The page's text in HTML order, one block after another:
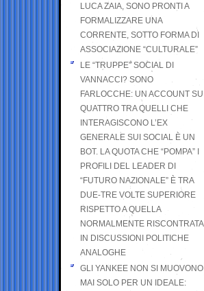
LUCA ZAIA, SONO PRONTI A
FORMALIZZARE UNA
CORRENTE, SOTTO FORMA DI
ASSOCIAZIONE “CULTURALE”
LE “TRUPPE” SOCIAL DI
VANNACCI? SONO
FARLOCCHE: UN ACCOUNT SU
QUATTRO TRA QUELLI CHE
INTERAGISCONO L’EX
GENERALE SUI SOCIAL È UN
BOT. LA QUOTA CHE “POMPA” I
PROFILI DEL LEADER DI
“FUTURO NAZIONALE” È TRA
DUE-TRE VOLTE SUPERIORE
RISPETTO A QUELLA
NORMALMENTE RISCONTRATA
IN DISCUSSIONI POLITICHE
ANALOGHE
GLI YANKEE NON SI MUOVONO
MAI SOLO PER UN IDEALE: